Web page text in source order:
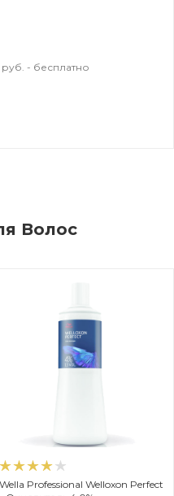
- бесплатно
Волос
Wella Professional Welloxon Perfect